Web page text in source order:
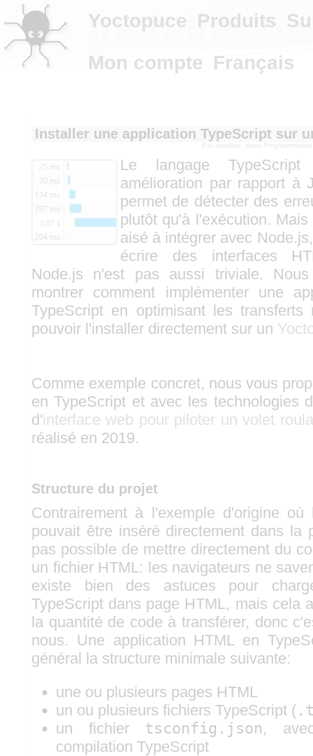
Installer
Installer une application TypeScript sur
Par
Le langage
amélioration par rapport à
permet de détecter des
plutôt qu'à l'exécution.
aisé à intégrer avec
écrire des interfaces
Node.js n'est pas aussi triviale.
montrer comment implémenter une
TypeScript en optimisant les
pouvoir l'installer directement sur un
Comme exemple concret, nous vous
en TypeScript et avec les technologies
d'interface web pour piloter un volet
réalisé en 2019.
Structure du projet
Contrairement à l'exemple d'origine
pouvait être inséré directement dans la
pas possible de mettre directement du
un fichier HTML: les navigateurs ne
existe bien des astuces pour
TypeScript dans page HTML, mais cela
la quantité de code à transférer, donc
nous. Une application HTML en
général la structure minimale suivante:
une ou plusieurs pages HTML
un ou plusieurs fichiers TypeScript (
un fichier tsconfig.json,
compilation TypeScript
Yoctopuce Produits
Mon compte Français